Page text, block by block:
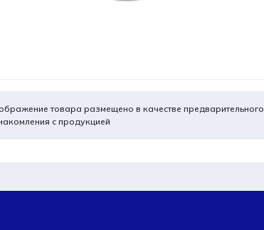
товара размещено в качестве предварительного
с продукцией